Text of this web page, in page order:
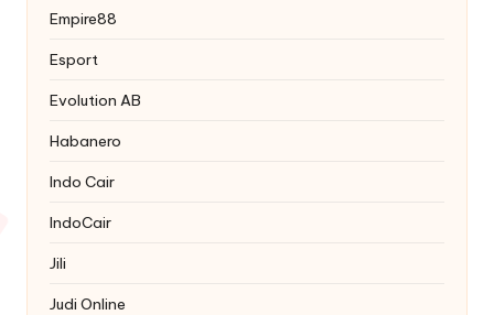
Empire88
Esport
Evolution AB
Habanero
Indo Cair
IndoCair
Jili
Judi Online